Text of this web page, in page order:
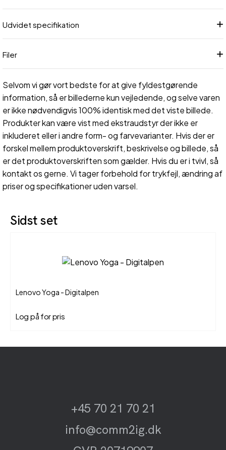
Udvidet specifikation
Filer
Selvom vi gør vort bedste for at give fyldestgørende
information, så er billederne kun vejledende, og selve varen
er ikke nødvendigvis 100% identisk med det viste billede.
Produkter kan være vist med ekstraudstyr der ikke er
inkluderet eller i andre form- og farvevarianter. Hvis der er
forskel mellem produktoverskrift, beskrivelse og billede, så
er det produktoverskriften som gælder. Hvis du er i tvivl, så
kontakt os gerne. Vi tager forbehold for trykfejl, ændring af
priser og specifikationer uden varsel.
Sidst set
Lenovo Yoga - Digitalpen
Log på for pris
+45 70 21 70 21
info@comm2ig.dk